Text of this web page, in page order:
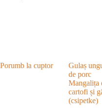
Porumb la cuptor
Gulaș
de porc
Mangalița
cartofi și
(csipetke)